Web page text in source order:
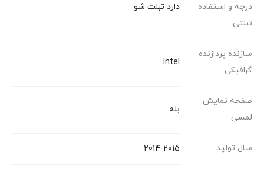
درجه و استفاده
تبلتی
دارد تبلت شو
سازنده پردازنده
گرافیکی
Intel
صفحه نمایش
لمسی
بله
سال تولید 2014-2015